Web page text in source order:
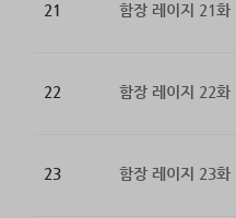
21 함장 레이지 21화
22 함장 레이지 22화
23 함장 레이지 23화